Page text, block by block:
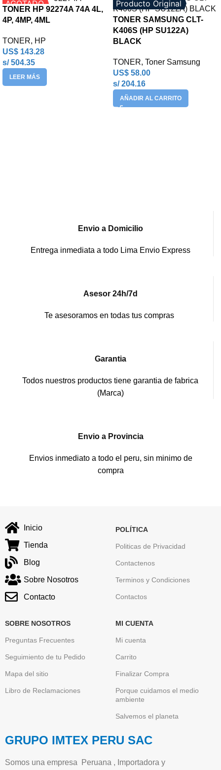
AGOTADO
TONER HP 92274A 74A 4L,
4P, 4MP, 4ML
TONER, HP
US$ 143.28
s/ 504.35
LEER MÁS
Producto Original
TONER SAMSUNG CLT-
K406S (HP SU122A)
BLACK
TONER, Toner Samsung
US$ 58.00
s/ 204.16
AÑADIR AL CARRITO
Envio a Domicilio
Entrega inmediata a todo Lima Envio Express
Asesor 24h/7d
Te asesoramos en todas tus compras
Garantia
Todos nuestros productos tiene garantia de fabrica
(Marca)
Envio a Provincia
Envios inmediato a todo el peru, sin minimo de
compra
Inicio
Tienda
Blog
Sobre Nosotros
Contacto
POLÍTICA
Politicas de Privacidad
Contactenos
Terminos y Condiciones
Contactos
SOBRE NOSOTROS
Preguntas Frecuentes
Seguimiento de tu Pedido
Mapa del sitio
Libro de Reclamaciones
MI CUENTA
Mi cuenta
Carrito
Finalizar Compra
Porque cuidamos el medio
ambiente
Salvemos el planeta
GRUPO IMTEX PERU SAC
Somos una empresa Peruana , Importadora y